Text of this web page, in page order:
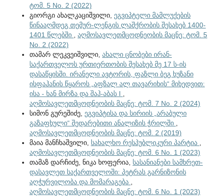
ტომ. 5 No. 2 (2022)
გიორგი ახალკაციშვილი, ეგვიპტელი მამლუქების
წინააღმდეგ თემურ-ლენგის ლაშქრობის შესახებ 1400-
1401 წლებში
აღმოსავლეთმცოდნეობის მაცნე: ტომ. 5
No. 2 (2022)
თამარ ლეკვეიშვილი, ახალი ცნობები ირან-
საქართველოს ურთიერთობის შესახებ მე 17 ს-ის
დასაწყისში. ირანელი ავტორის, ფაზლი ბეგ ხუზანი
ისფაჰანის წყაროს „აფზალ ალ თავარიხის“ მიხედვით:
ისა - ხან მირზა და შაჰ-აბას I
აღმოსავლეთმცოდნეობის მაცნე: ტომ. 7 No. 2 (2024)
სიმონ გურეშიძე, ეგვიპტისა და სირიის „არაბული
გაზაფხული“ შედარებითი ანალიზის ჭრილში
აღმოსავლეთმცოდნეობის მაცნე: ტომ. 2 (2019)
მაია მანჩხაშვილი, სახალხო რესპუბლიკური პარტია
აღმოსავლეთმცოდნეობის მაცნე: ტომ. 6 No. 1 (2023)
თამაზ დარჩიძე, ნიკა ხოფერია, სასანიანები სამხრეთ-
დასავლეთ საქართველოში: პეტრას გარნიზონის
აღჭურვილობა და მომარაგება
აღმოსავლეთმცოდნეობის მაცნე: ტომ. 6 No. 1 (2023)